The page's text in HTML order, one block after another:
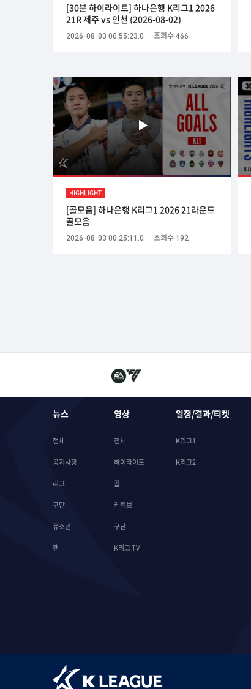
[30분 하이라이트] 하나은행 K리그1 2026
21R 제주 vs 인천 (2026-08-02)
2026-08-03 00:55:23.0 조회수 466
HIGHLIGHT
[골모음] 하나은행 K리그1 2026 21라운드
골모음
2026-08-03 00:25:11.0 조회수 192
뉴스
전체
공지사항
리그
구단
유소년
팬
영상
전체
하이라이트
골
케튜브
구단
K리그 TV
일정/결과/티켓
K리그1
K리그2